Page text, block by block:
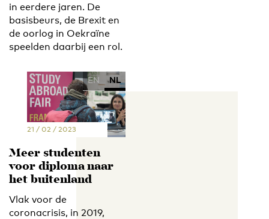
in eerdere jaren. De
basisbeurs, de Brexit en
de oorlog in Oekraïne
speelden daarbij een rol.
EN NL
21 / 02 / 2023
Meer studenten
voor diploma naar
het buitenland
Vlak voor de
coronacrisis, in 2019,